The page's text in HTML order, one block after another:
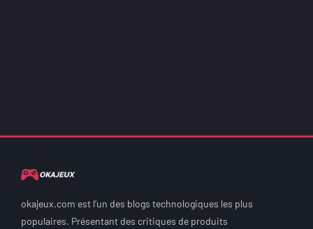
okajeux.com est l’un des blogs technologiques les plus
populaires. Présentant des critiques de produits